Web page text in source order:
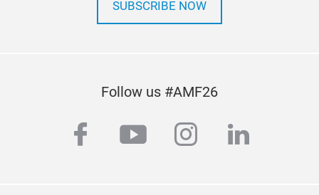
Follow us #AMF26